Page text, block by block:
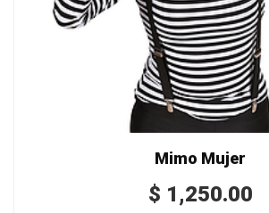
Mimo Mujer
$ 1,250.00